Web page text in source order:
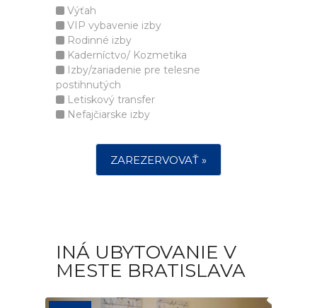
Výťah
VIP vybavenie izby
Rodinné izby
Kaderníctvo/ Kozmetika
Izby/zariadenie pre telesne
postihnutých
Letiskový transfer
Nefajčiarske izby
ZAREZERVOVAŤ »
INÁ UBYTOVANIE V
MESTE BRATISLAVA